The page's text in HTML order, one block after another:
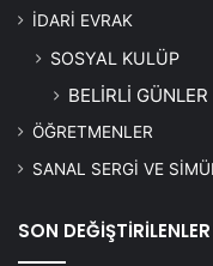
İDARİ EVRAK
SOSYAL KULÜP
BELİRLİ GÜNLER
ÖĞRETMENLER
SANAL SERGİ VE
SON DEĞİŞTİRİLENLER